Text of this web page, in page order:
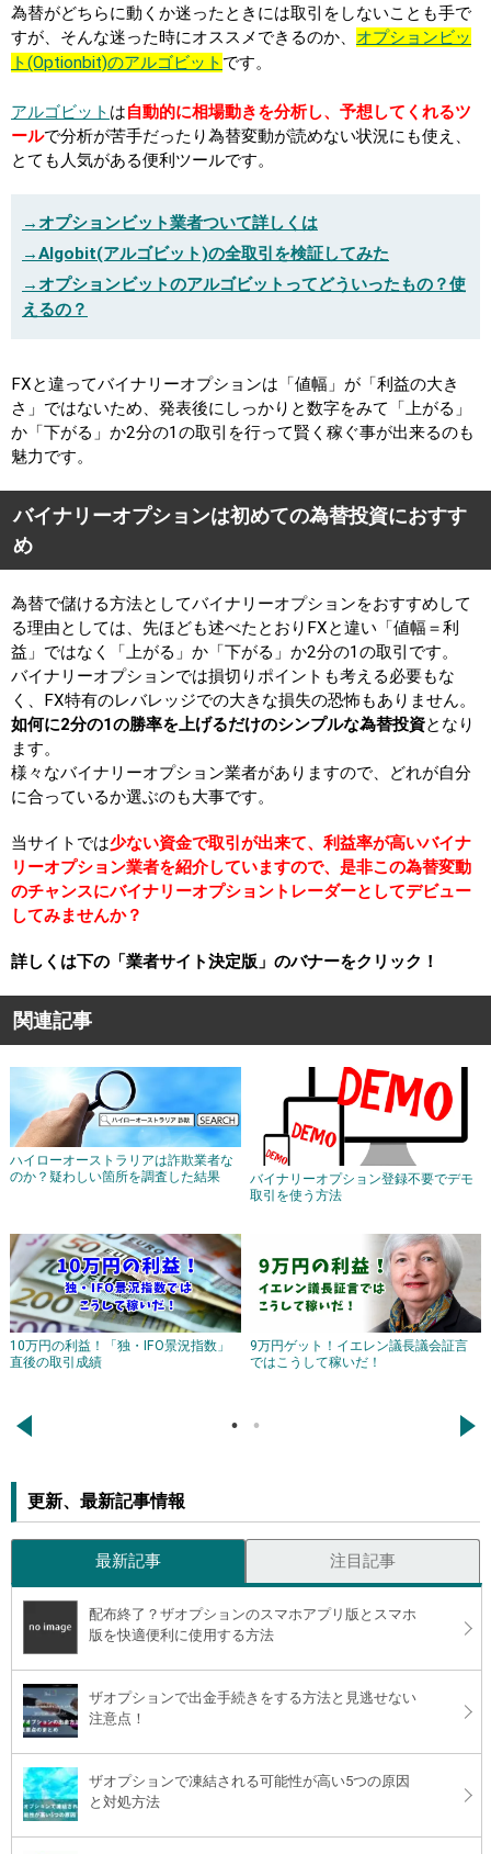
為替がどちらに動くか迷ったときには取引をしないことも手で
すが、そんな迷った時にオススメできるのか、 オプションビッ
ト(Optionbit)のアルゴビット です。
アルゴビット は自動的に相場動きを分析し、予想してくれるツ
ールで分析が苦手だったり為替変動が読めない状況にも使え、
とても人気がある便利ツールです。
→オプションビット業者ついて詳しくは
→Algobit(アルゴビット)の全取引を検証してみた
→オプションビットのアルゴビットってどういったもの？使
えるの？
FXと違ってバイナリーオプションは「値幅」が「利益の大き
さ」ではないため、発表後にしっかりと数字をみて「上がる」
か「下がる」か2分の1の取引を行って賢く稼ぐ事が出来るのも
魅力です。
バイナリーオプションは初めての為替投資におすす
め
為替で儲ける方法としてバイナリーオプションをおすすめして
る理由としては、先ほども述べたとおりFXと違い「値幅＝利
益」ではなく「上がる」か「下がる」か2分の1の取引です。
バイナリーオプションでは損切りポイントも考える必要もな
く、FX特有のレバレッジでの大きな損失の恐怖もありません。
如何に2分の1の勝率を上げるだけのシンプルな為替投資となり
ます。
様々なバイナリーオプション業者がありますので、どれが自分
に合っているか選ぶのも大事です。
当サイトでは少ない資金で取引が出来て、利益率が高いバイナ
リーオプション業者を紹介していますので、是非この為替変動
のチャンスにバイナリーオプショントレーダーとしてデビュー
してみませんか？
詳しくは下の「業者サイト決定版」のバナーをクリック！
関連記事
ハイローオーストラリアは詐欺業者な
のか？疑わしい箇所を調査した結果
バイナリーオプション登録不要でデモ
取引を使う方法
10万円の利益！「独・IFO景況指数」
直後の取引成績
9万円ゲット！イエレン議長議会証言
ではこうして稼いだ！
← →
更新、最新記事情報
最新記事 注目記事
配布終了？ザオプションのスマホアプリ版とスマホ
版を快適便利に使用する方法
ザオプションで出金手続きをする方法と見逃せない
注意点！
ザオプションで凍結される可能性が高い5つの原因
と対処方法